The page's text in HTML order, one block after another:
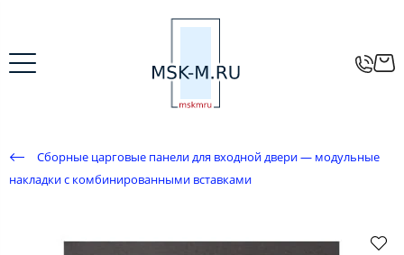
Сборные царговые панели для входной двери — модульные
накладки с комбинированными вставками